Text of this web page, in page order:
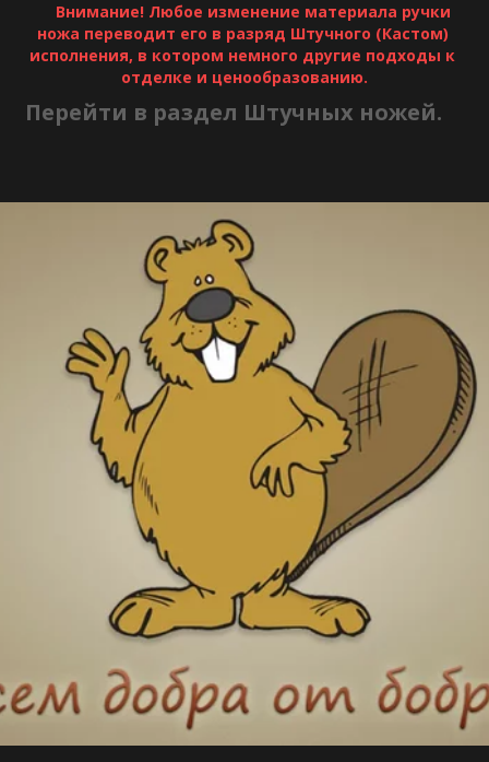
Внимание! Любое изменение материала ручки
ножа переводит его в разряд Штучного (Кастом)
исполнения, в котором немного другие подходы к
отделке и ценообразованию.
Перейти в раздел Штучных ножей.